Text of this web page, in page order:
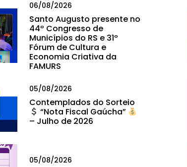
06/08/2026
Santo Augusto presente no
44º Congresso de
Municípios do RS e 31º
Fórum de Cultura e
Economia Criativa da
FAMURS
05/08/2026
Contemplados do Sorteio
“Nota Fiscal Gaúcha”
– Julho de 2026
05/08/2026